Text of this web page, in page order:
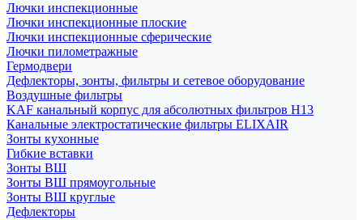
Лючки инспекционные
Лючки инспекционные плоские
Лючки инспекционные сферические
Лючки пилометражные
Гермодвери
Дефлекторы, зонты, фильтры и сетевое оборудование
Воздушные фильтры
KAF канальный корпус для абсолютных фильтров H13
Канальные электростатические фильтры ELIXAIR
Зонты кухонные
Гибкие вставки
Зонты ВШ
Зонты ВШ прямоугольные
Зонты ВШ круглые
Дефлекторы